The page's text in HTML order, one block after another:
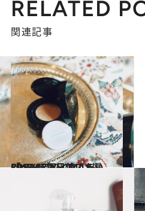
RELATED
関連記事
2018.11.22
CREAベストコスメ2018(6) 毎日使いたい「ベースメイク」5選
ビューティ＆ヘルス